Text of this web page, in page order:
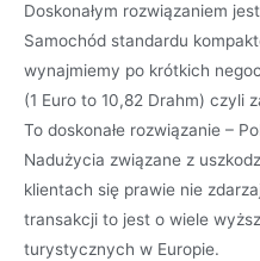
Doskonałym rozwiązaniem
Samochód standardu
wynajmiemy po krótkich
(1 Euro to 10,82 Drahm) czyli
To doskonałe rozwiązanie –
Nadużycia związane z
klientach się prawie nie
transakcji to jest o wiele
turystycznych w Europie.